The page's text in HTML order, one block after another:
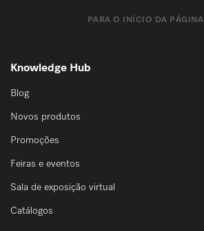
PARA O INÍCIO DA PÁGINA
Knowledge Hub
Blog
Novos produtos
Promoções
Feiras e eventos
Sala de exposição virtual
Catálogos